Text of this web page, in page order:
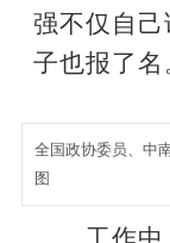
强不仅自
子也报了名
全国政协委员、中
图